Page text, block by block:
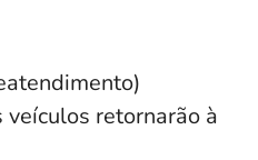
retornarão à